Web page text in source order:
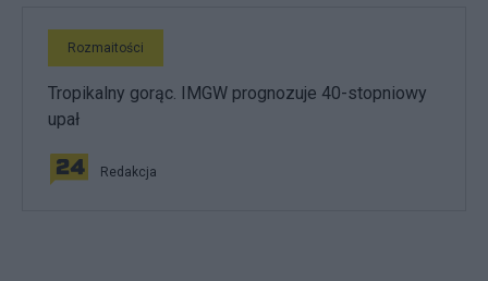
Rozmaitości
Tropikalny gorąc. IMGW prognozuje 40-stopniowy
upał
Redakcja